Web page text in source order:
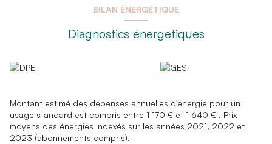
BILAN ÉNERGÉTIQUE
Diagnostics énergetiques
Montant estimé des dépenses annuelles d'énergie pour un
usage standard est compris entre 1 170 € et 1 640 € . Prix
moyens des énergies indexés sur les années 2021, 2022 et
2023 (abonnements compris).